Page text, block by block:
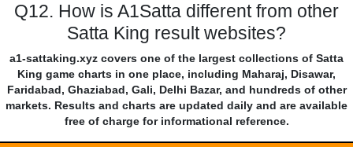
Q12. How is A1Satta different from other
Satta King result websites?
a1-sattaking.xyz covers one of the largest collections of Satta
King game charts in one place, including Maharaj, Disawar,
Faridabad, Ghaziabad, Gali, Delhi Bazar, and hundreds of other
markets. Results and charts are updated daily and are available
free of charge for informational reference.